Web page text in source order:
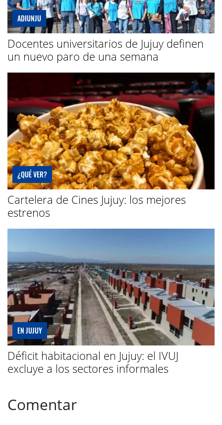
ADIUNJU
Docentes universitarios de Jujuy definen
un nuevo paro de una semana
¿QUÉ VER?
Cartelera de Cines Jujuy: los mejores
estrenos
EN JUJUY
Déficit habitacional en Jujuy: el IVUJ
excluye a los sectores informales
Comentar